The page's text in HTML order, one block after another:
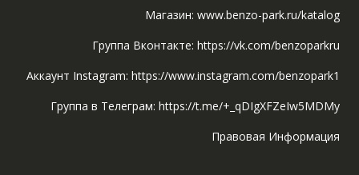
Магазин: www.benzo-park.ru/katalog
Группа Вконтакте: https://vk.com/benzoparkru
Аккаунт Instagram: https://www.instagram.com/benzopark1
Группа в Телеграм: https://t.me/+_qDIgXFZeIw5MDMy
Правовая Информация